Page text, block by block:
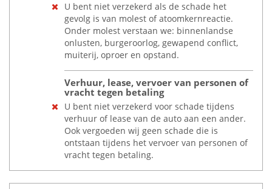
U bent niet verzekerd als de schade het
gevolg is van molest of atoomkernreactie.
Onder molest verstaan we: binnenlandse
onlusten, burgeroorlog, gewapend conflict,
muiterij, oproer en opstand.
Verhuur, lease, vervoer van personen of
vracht tegen betaling
U bent niet verzekerd voor schade tijdens
verhuur of lease van de auto aan een ander.
Ook vergoeden wij geen schade die is
ontstaan tijdens het vervoer van personen of
vracht tegen betaling.